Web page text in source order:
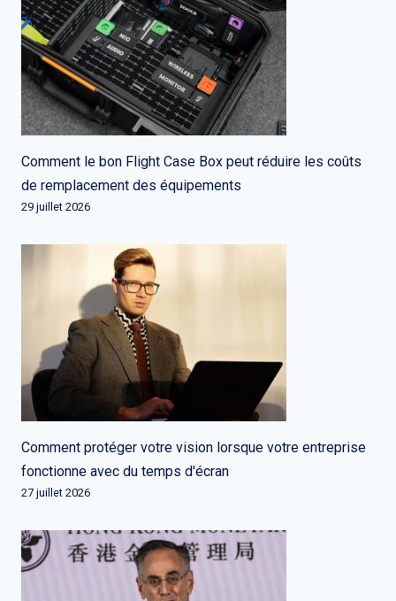
Comment le bon Flight Case Box peut réduire les coûts
de remplacement des équipements
29 juillet 2026
Comment protéger votre vision lorsque votre entreprise
fonctionne avec du temps d'écran
27 juillet 2026